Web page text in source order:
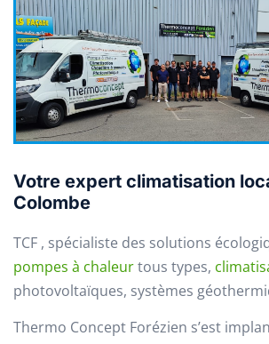
Votre expert climatisation
Colombe
TCF , spécialiste des solutions
pompes à chaleurtous types,
photovoltaïques, systèmes
Thermo Concept Forézien s’est